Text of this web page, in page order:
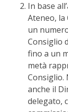
In base
Ateneo, la
un
Consiglio
fino a un
metà
Consiglio.
anche il
delegato,